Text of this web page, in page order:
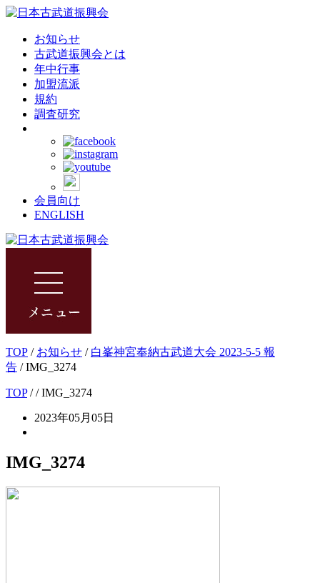
お知らせ
古武道振興会とは
年中行事
加盟流派
規約
調査研究
会員向け
ENGLISH
TOP / お知らせ / 白峯神宮奉納古武道大会 2023-5-5 報
告 /IMG_3274
TOP// IMG_3274
2023年05月05日
IMG_3274